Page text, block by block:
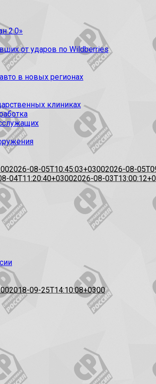
2.0»
от ударов по Wildberries
в новых регионах
клиниках
2026-08-05T10:45:03+03002026-08-
04T11:20:40+03002026-08-
2018-09-25T14:10:08+0300